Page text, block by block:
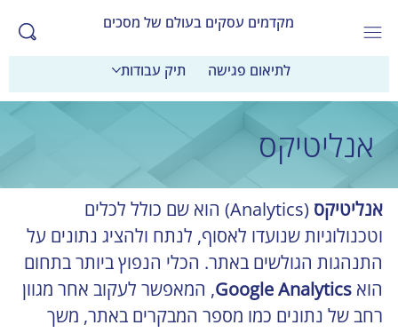
מקדמים עסקים בעולם של מסכים
לתיאום פגישה תיק עבודות
אנליטיקס
אנליטיקס
(Analytics) הוא שם כולל לכלים
וטכנולוגיות שנועדו לאסוף, לנתח ולהציג נתונים על
התנהגות הגולשים באתר. הכלי הנפוץ ביותר בתחום
הוא Google Analytics, המאפשר לעקוב אחר מגוון
רחב של נתונים כמו מספר המבקרים באתר, משך